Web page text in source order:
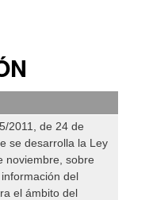
2011, de 24 de
se desarrolla la Ley
noviembre, sobre
del
el ámbito del